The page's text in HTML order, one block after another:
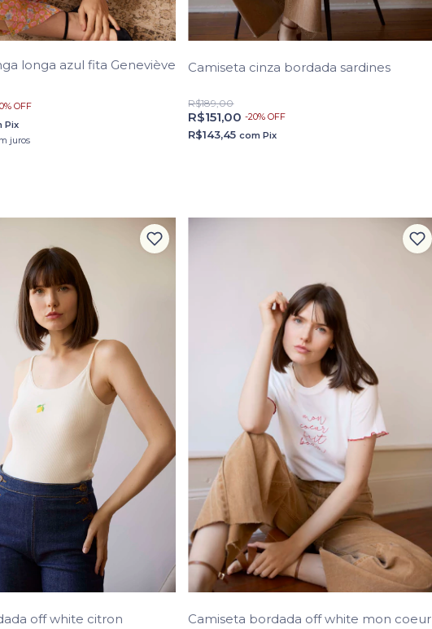
longa azul fita Geneviève
%OFF
Pix
juros
Camiseta cinza bordada sardines
R$151,00-20%OFF
R$189,00
R$143,45com Pix
off white citron Camiseta bordada off white mon coeur